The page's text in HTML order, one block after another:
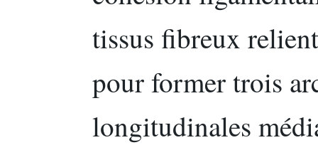
tissus fibreux
pour former trois
longitudinales